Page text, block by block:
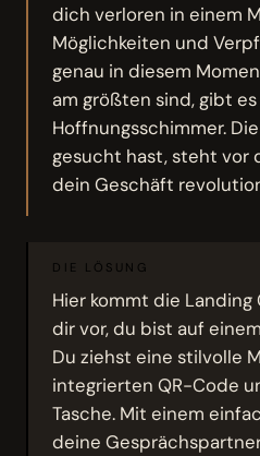
dich verloren in einem
Möglichkeiten und
genau in diesem
am größten sind, gibt
Hoffnungsschimmer.
gesucht hast, steht vor
dein Geschäft
DIE LÖSUNG
Hier kommt die Landing
dir vor, du bist auf
Du ziehst eine stilvolle
integrierten QR-Code
Tasche. Mit einem
deine